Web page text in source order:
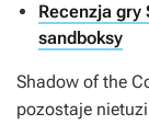
Recenzja gry
sandboksy
Shadow of the
pozostaje